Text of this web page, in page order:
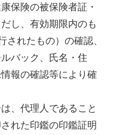
保険の被保険者証・
し、有効期限内のも
れたもの）の確認、
バック、氏名・住
報の確認等により確
、代理人であること
れた印鑑の印鑑証明